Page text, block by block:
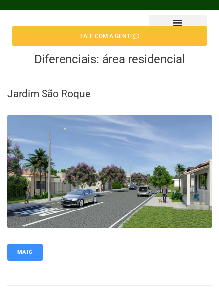
FALE COM A GENTE
Diferenciais: área residencial
Jardim São Roque
MAIS